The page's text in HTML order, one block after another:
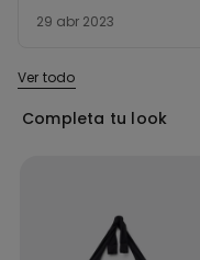
5
29 abr 2023
Ver todo
Completa tu look